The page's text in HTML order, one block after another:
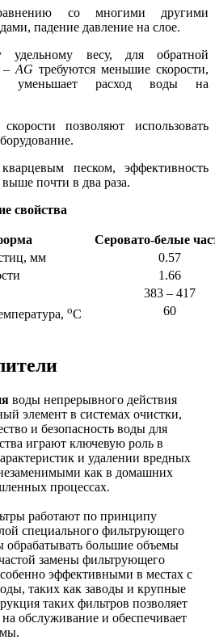
со многими другими
падение давление на слое.
удельному весу, для обратной
– AG требуются меньшие скорости,
уменьшает расход воды на
позволяют использовать
песком, эффективность
выше почти в два раза.
свойства
Серовато-белые
мм
0.57
1.66
383 – 417
оС 60
воды непрерывного действия
элемент в системах очистки,
и безопасность воды для
играют ключевую роль в
и удалении вредных
как в домашних
процессах.
работают по принципу
специального фильтрующего
обрабатывать большие объемы
замены фильтрующего
эффективными в местах с
таких как заводы и крупные
таких фильтров позволяет
обслуживание и обеспечивает